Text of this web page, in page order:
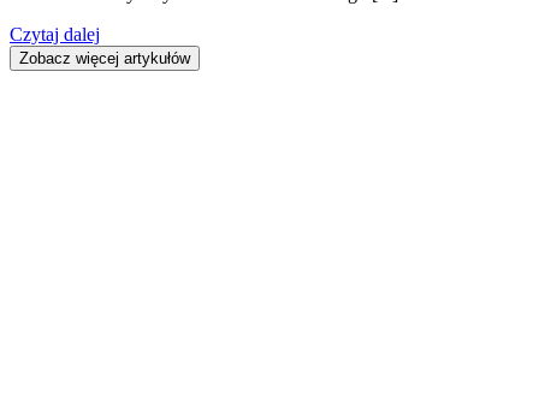
Czytaj dalej
Zobacz więcej artykułów